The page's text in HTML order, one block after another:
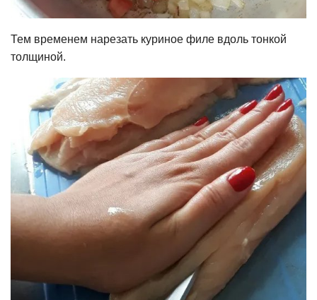
Тем временем нарезать куриное филе вдоль тонкой
толщиной.